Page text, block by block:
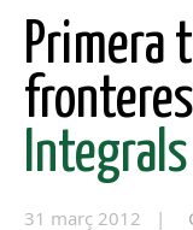
Primera
fronteres
Integrals
31 març 2012 |